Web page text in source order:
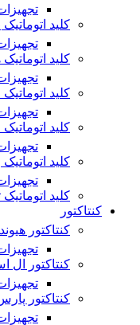
کلید
کلید
کلید
کلید اتوماتیک
کلید
کلید اتوماتیک
کنتاکتور
کنتاکتور
کنتاکتور ال
کنتاکتور